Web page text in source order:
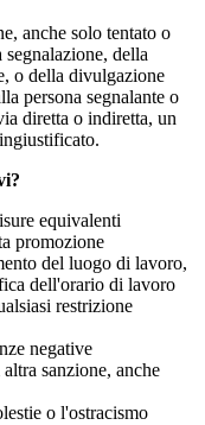
anche solo tentato o
della
o della divulgazione
persona segnalante o
diretta o indiretta, un
equivalenti
promozione
del luogo di lavoro,
dell'orario di lavoro
restrizione
negative
sanzione, anche
o l'ostracismo